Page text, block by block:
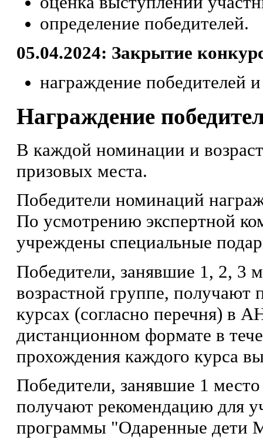
определение победителей.
05.04.2024: Закрытие
награждение победителей
Награждение
В каждой номинации и
призовых места.
Победители номинаций
По усмотрению экспертной
учреждены специальные
Победители, занявшие 1, 2, 3
возрастной группе, получают
курсах (согласно перечня)
дистанционном формате в
прохождения каждого курса
Победители, занявшие 1
получают рекомендацию для
программы "Одаренные дети